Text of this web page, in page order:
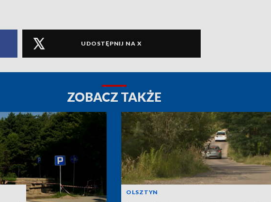
UDOSTĘPNIJ NA X
ZOBACZ TAKŻE
OLSZTYN